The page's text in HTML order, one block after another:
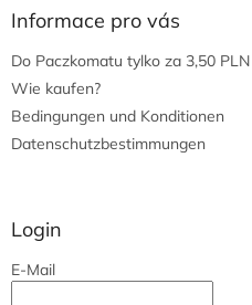
Informace pro vás
Do Paczkomatu tylko za 3,50 PLN
Wie kaufen?
Bedingungen und Konditionen
Datenschutzbestimmungen
Login
E-Mail